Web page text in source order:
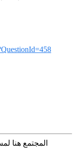
المجتمع هنا